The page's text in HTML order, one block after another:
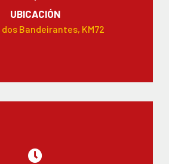
UBICACIÓN
dos Bandeirantes, KM72